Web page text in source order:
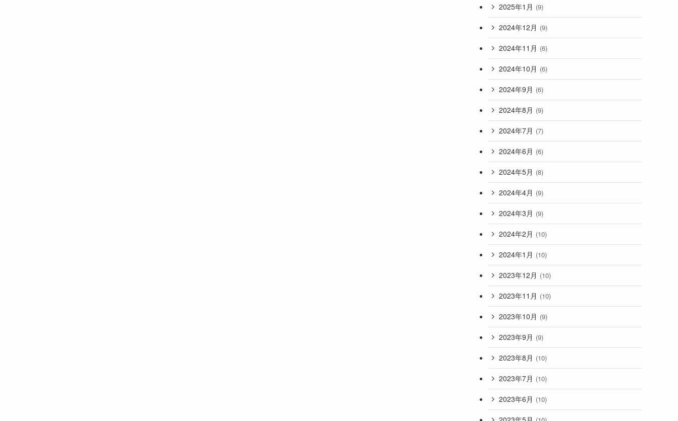
2025年1月 (9)
2024年12月 (9)
2024年11月 (6)
2024年10月 (6)
2024年9月 (6)
2024年8月 (9)
2024年7月 (7)
2024年6月 (6)
2024年5月 (8)
2024年4月 (9)
2024年3月 (9)
2024年2月 (10)
2024年1月 (10)
2023年12月 (10)
2023年11月 (10)
2023年10月 (9)
2023年9月 (9)
2023年8月 (10)
2023年7月 (10)
2023年6月 (10)